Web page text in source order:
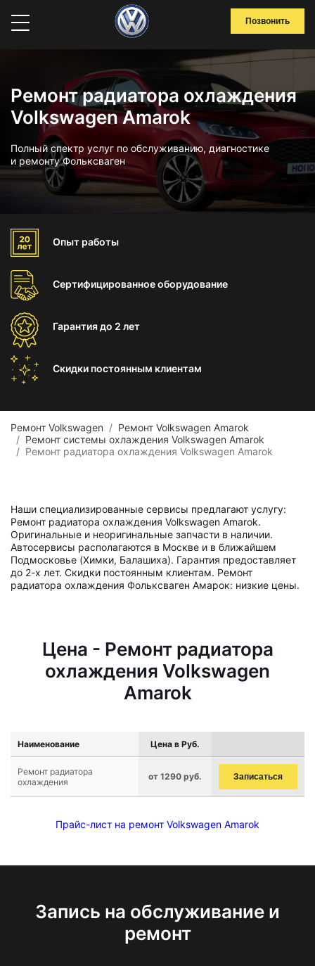
Позвонить
Ремонт радиатора охлаждения
Volkswagen Amarok
Полный спектр услуг по обслуживанию, диагностике
и ремонту Фольксваген
Опыт работы
Сертифицированноеоборудование
Гарантиядо 2 лет
Скидки постоянным клиентам
Ремонт Volkswagen
Ремонт Volkswagen Amarok
Ремонт системы охлаждения Volkswagen Amarok
Ремонт радиатора охлаждения Volkswagen Amarok
Наши специализированные сервисы предлагают услугу:
Ремонт радиатора охлаждения Volkswagen Amarok.
Оригинальные и неоригинальные запчасти в наличии.
Автосервисы располагаются в Москве и в ближайшем
Подмосковье (Химки, Балашиха). Гарантия предоставляет
до 2-х лет. Скидки постоянным клиентам. Ремонт
радиатора охлаждения Фольксваген Амарок: низкие цены.
Цена - Ремонт радиатора
охлаждения Volkswagen
Amarok
Наименование Цена в Руб.
Ремонт радиатора
охлаждения
от 1290 руб. Записаться
Прайс-лист на ремонт Volkswagen Amarok
Запись на обслуживание и
ремонт